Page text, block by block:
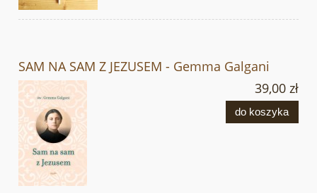
SAM NA SAM Z JEZUSEM - Gemma Galgani
39,00 zł
do koszyka